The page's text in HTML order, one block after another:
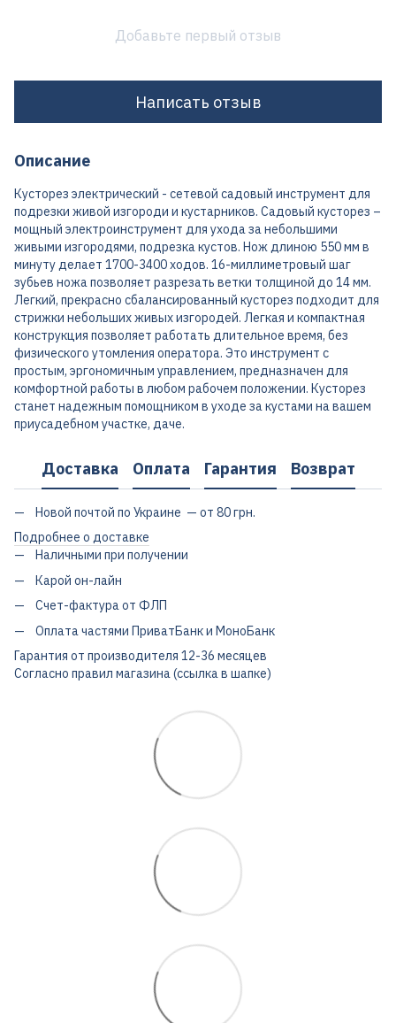
Добавьте первый отзыв
Написать отзыв
Описание
Кусторез электрический - сетевой садовый инструмент для
подрезки живой изгороди и кустарников. Садовый кусторез –
мощный электроинструмент для ухода за небольшими
живыми изгородями, подрезка кустов. Нож длиною 550 мм в
минуту делает 1700-3400 ходов. 16-миллиметровый шаг
зубьев ножа позволяет разрезать ветки толщиной до 14 мм.
Легкий, прекрасно сбалансированный кусторез подходит для
стрижки небольших живых изгородей. Легкая и компактная
конструкция позволяет работать длительное время, без
физического утомления оператора. Это инструмент с
простым, эргономичным управлением, предназначен для
комфортной работы в любом рабочем положении. Кусторез
станет надежным помощником в уходе за кустами на вашем
приусадебном участке, даче.
Доставка Оплата Гарантия Возврат
Новой почтой по Украине — от 80 грн.
Подробнее о доставке
Наличными при получении
Карой он-лайн
Счет-фактура от ФЛП
Оплата частями ПриватБанк и МоноБанк
Гарантия от производителя 12-36 месяцев
Согласно правил магазина (ссылка в шапке)